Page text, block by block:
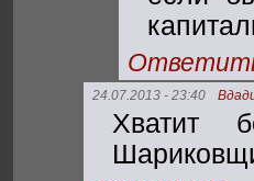
24.07.2013 - 23:40
Хватит